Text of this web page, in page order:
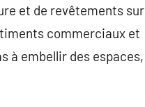
et de revêtements sur
commerciaux et
à embellir des espaces,